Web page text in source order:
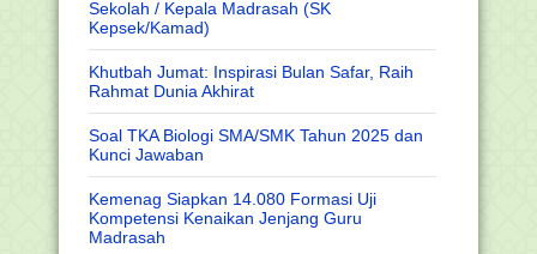
Sekolah / Kepala Madrasah (SK
Kepsek/Kamad)
Khutbah Jumat: Inspirasi Bulan Safar, Raih
Rahmat Dunia Akhirat
Soal TKA Biologi SMA/SMK Tahun 2025 dan
Kunci Jawaban
Kemenag Siapkan 14.080 Formasi Uji
Kompetensi Kenaikan Jenjang Guru
Madrasah